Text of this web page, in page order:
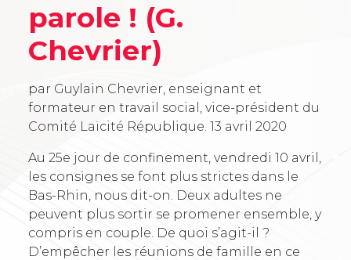
parole ! (G.
Chevrier)
par Guylain Chevrier, enseignant et
formateur en travail social, vice-président du
Comité Laïcité République. 13 avril 2020
Au 25e jour de confinement, vendredi 10 avril,
les consignes se font plus strictes dans le
Bas-Rhin, nous dit-on. Deux adultes ne
peuvent plus sortir se promener ensemble, y
compris en couple. De quoi s’agit-il ?
D’empêcher les réunions de famille en ce